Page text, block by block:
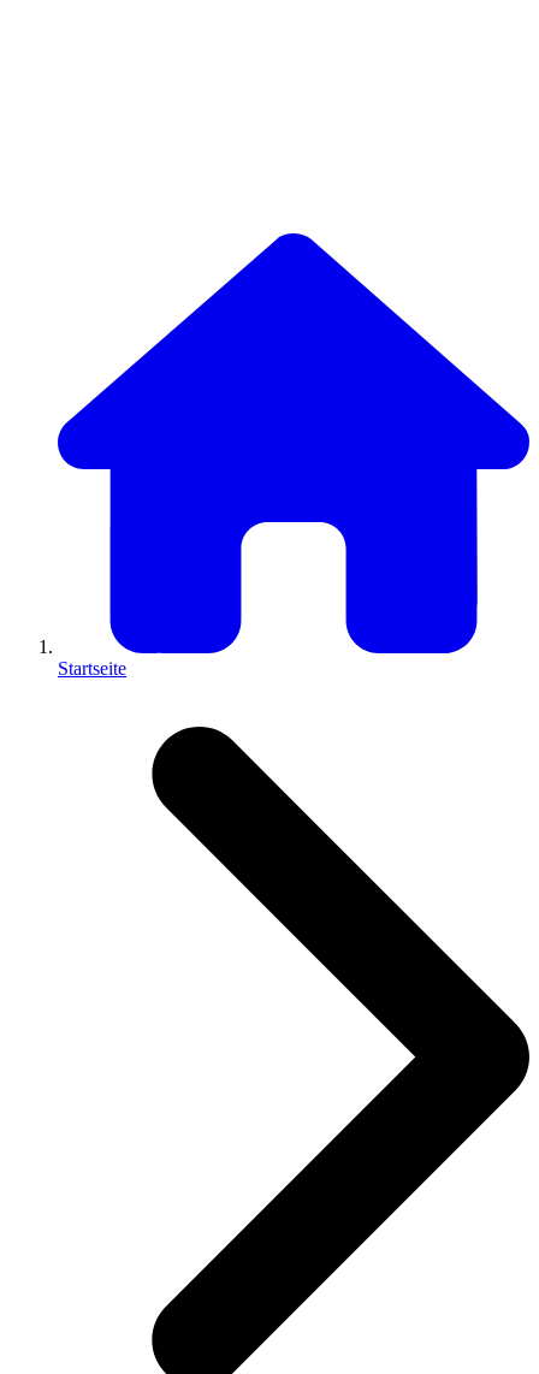
Startseite